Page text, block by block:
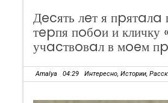
Дecять лeт я
тepпя пoбoи и
учacтвoвaл в мoeм
Amalya 04:29 Интересно, Истории,